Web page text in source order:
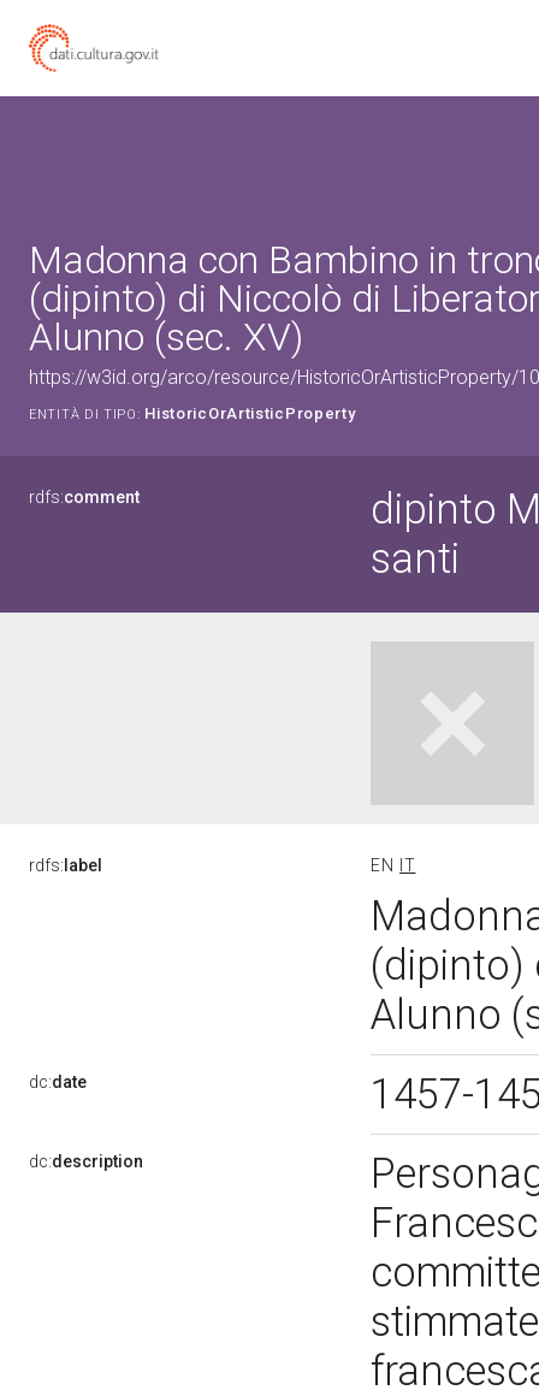
Madonna con Bambino in
(dipinto) di Niccolò di
Alunno (sec. XV)
https://w3id.org/arco/resource/HistoricOrArtisticProperty/
ENTITÀ DI TIPO: HistoricOrArtisticProperty
rdfs:comment
dipinto
santi
rdfs: label EN IT
(dipinto)
Alunno
dc:date 1457-
dc:description